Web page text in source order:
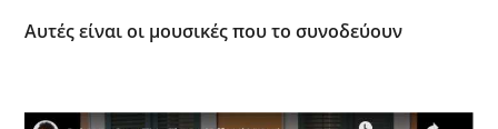
Αυτές είναι οι μουσικές που το συνοδεύουν